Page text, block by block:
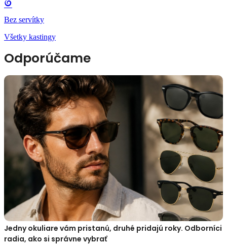
Bez servítky
Všetky kastingy
Odporúčame
Jedny okuliare vám pristanú, druhé pridajú roky. Odborníci
radia, ako si správne vybrať